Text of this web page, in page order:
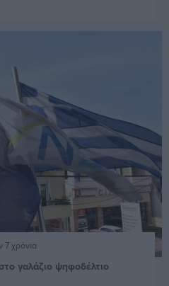
7 χρόνια
γαλάζιο ψηφοδέλτιο